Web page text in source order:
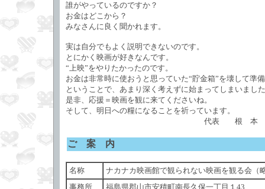
誰がやっているのですか？
お金はどこから？
みなさんに良く聞かれます。
実は自分でもよく説明できないのです。
とにかく映画が好きなんです。
“上映”をやりたかったのです。
お金は非常時に使おうと思っていた“貯金箱”を壊して準
ということで、あまり深く考えずに始まってしまいまし
是非、応援＝映画を観に来てくださいね。
そして、明日への糧になることを祈っています。
代表 根 本 正
ご 案 内
名称
ナカナカ映画館で観られない映画を観る会（
事務所
福島県郡山市安積町南長久保一丁目１43